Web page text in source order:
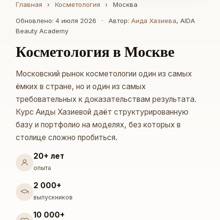
Главная › Косметология › Москва
Обновлено: 4 июля 2026 · Автор:Аида Хазиева, AIDA
Beauty Academy
Косметология в Москве
Московский рынок косметологии один из самых
ёмких в стране, но и один из самых
требовательных к доказательствам результата.
Курс Аиды Хазиевой даёт структурированную
базу и портфолио на моделях, без которых в
столице сложно пробиться.
20+ лет
опыта
2 000+
выпускников
10 000+